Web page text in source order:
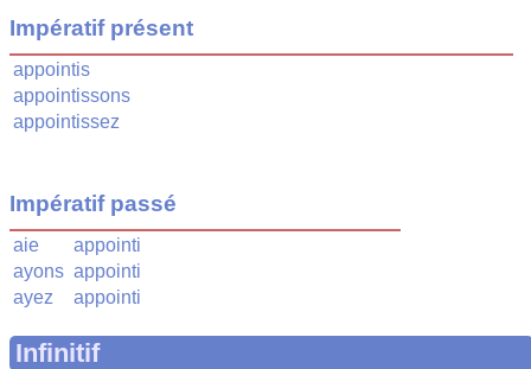
Impératif présent
appointis
appointissons
appointissez
Impératif passé
aie
appointi
ayons appointi
ayez
appointi
Infinitif